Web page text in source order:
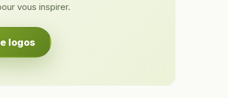
vous inspirer.
logos